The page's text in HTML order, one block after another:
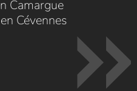
Camargue
Cévennes